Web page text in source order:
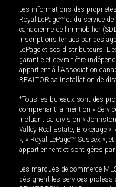
Les informations des
Royal LePageMD et du service
canadienne de l’immobilier
inscriptions tenues par des
LePage et ses distributeurs.
garantie et devrait être
appartient à l'Association
REALTOR.ca Installation de
*Tous les bureaux sont des
comprenant la mention «
incluant sa division « Johnston
Valley Real Estate, Brokerage »,
», « Royal LePageMD Sussex »,
appartiennent et sont gérés
Les marques de commerce
désignent les services